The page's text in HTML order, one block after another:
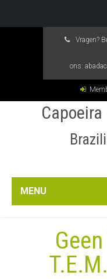
Vragen?
ons:
MENU